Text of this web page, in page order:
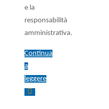
e la
responsabilità
amministrativa.
Continua
a
leggere